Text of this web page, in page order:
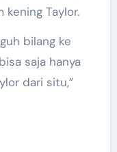
Taylor.
bilang ke
saja hanya
dari situ,”